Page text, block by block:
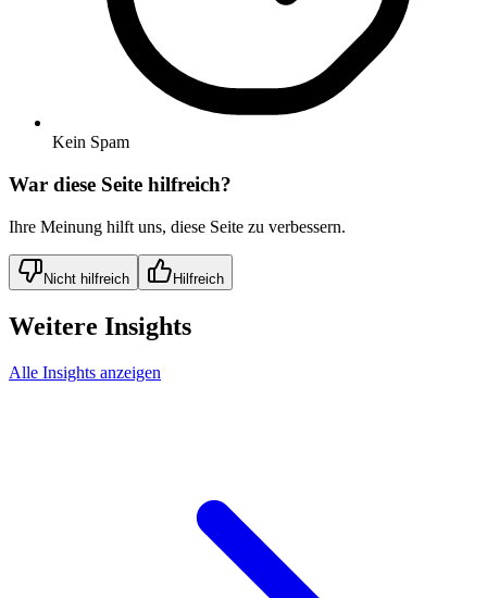
Kein Spam
War diese Seite hilfreich?
Ihre Meinung hilft uns, diese Seite zu verbessern.
Nicht hilfreich Hilfreich
Weitere Insights
Alle Insights anzeigen